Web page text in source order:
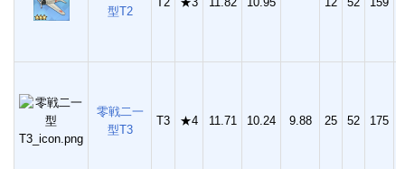
型T2
零戦二一
型T3
T3 ★4 11.71 10.24 9.88 25 52 175